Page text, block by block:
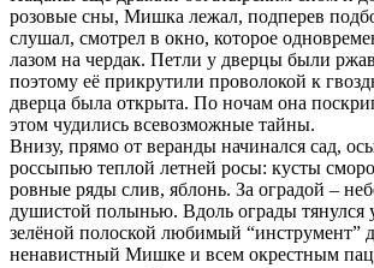
розовые сны, Мишка лежал, подперев
слушал, смотрел в окно, которое
лазом на чердак. Петли у дверцы были
поэтому её прикрутили проволокой к
дверца была открыта. По ночам она
этом чудились всевозможные тайны.
Внизу, прямо от веранды начинался сад,
россыпью теплой летней росы: кусты
ровные ряды слив, яблонь. За оградой –
душистой полынью. Вдоль ограды тянулся
зелёной полоской любимый “инструмент”
ненавистный Мишке и всем окрестным